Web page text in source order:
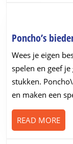
Poncho’s
Wees je eigen
spelen en geef
stukken.
en maken een
READ MORE